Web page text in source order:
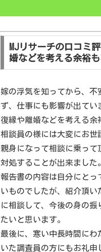
MJリサーチの口コミ
婚などを考える余裕
嫁の浮気を知ってから、不
ず、仕事にも影響が出てい
復縁や離婚などを考える余
相談員の様には大変にお世
親身になって相談に乗って
対処することが出来ました。
報告書の内容は自分にとっ
いものでしたが、紹介頂い
に相談して、今後の身の振
たいと思います。
最後に、寒い中長時間にわ
いた調査員の方にもお礼申